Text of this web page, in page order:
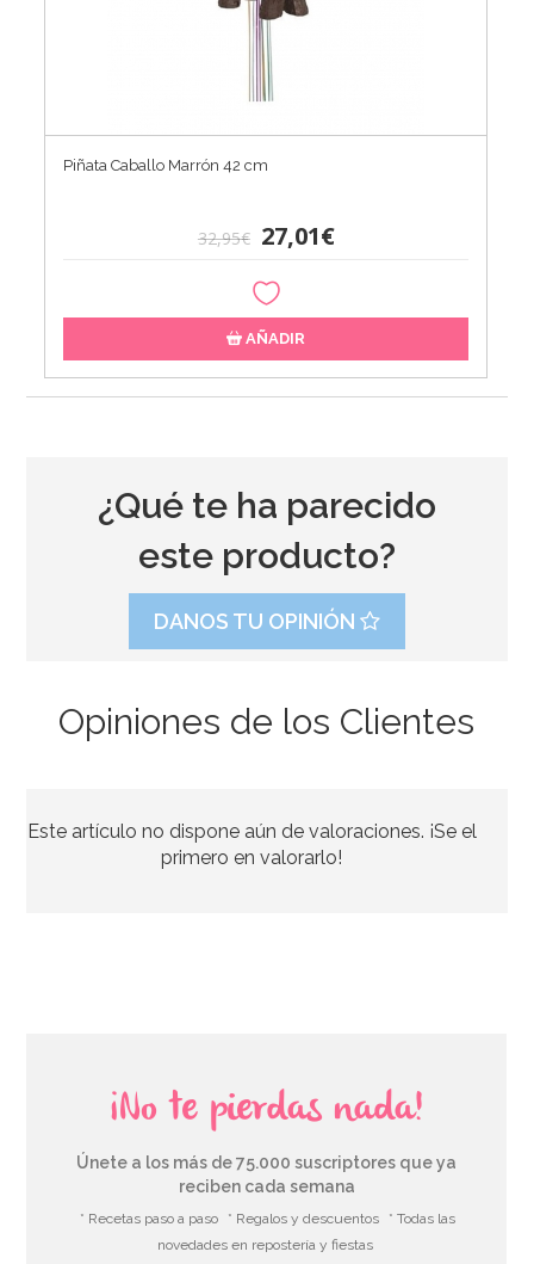
Piñata Caballo Marrón 42 cm
32,95€ 27,01€
AÑADIR
4,95€
¿Qué te ha parecido
este producto?
DANOS TU OPINIÓN
Opiniones de los Clientes
Este artículo no dispone aún de valoraciones. ¡Se el
primero en valorarlo!
¡No te pierdas nada!
Únete a los más de 75.000 suscriptores que ya
reciben cada semana
* Recetas paso a paso * Regalos y descuentos
* Todas las
novedades en repostería y fiestas